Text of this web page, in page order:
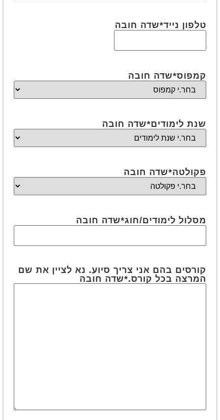
טלפון נייד*שדה חובה
קמפוס*שדה חובה
שנת לימודים*שדה חובה
פקולטה*שדה חובה
מסלול לימודים/חוג*שדה חובה
קורסים בהם אני צריך סיוע. נא לציין את שם
המרצה בכל קורס.*שדה חובה